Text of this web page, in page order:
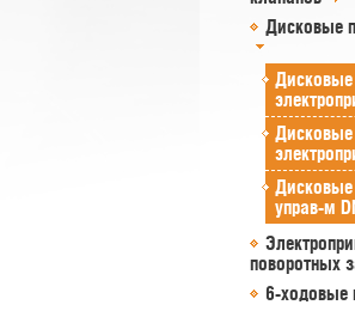
Дисковые
Дисковые
управ-м
поворотных
6-ходовые